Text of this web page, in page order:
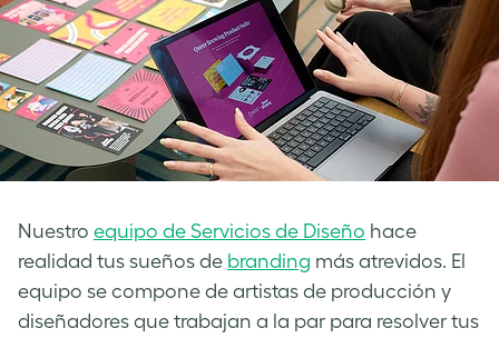
Nuestro equipo de Servicios de Diseño hace
realidad tus sueños de branding más atrevidos. El
equipo se compone de artistas de producción y
diseñadores que trabajan a la par para resolver tus